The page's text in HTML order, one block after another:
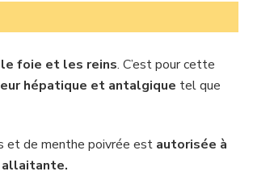
foie et les reins. C’est pour cette
hépatique et antalgique tel que
et de menthe poivrée est autorisée à
allaitante.